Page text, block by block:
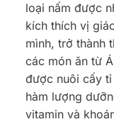
loại nấm được
kích thích vị
mình, trở thành
các món ăn từ
được nuôi cấy
hàm lượng
vitamin và